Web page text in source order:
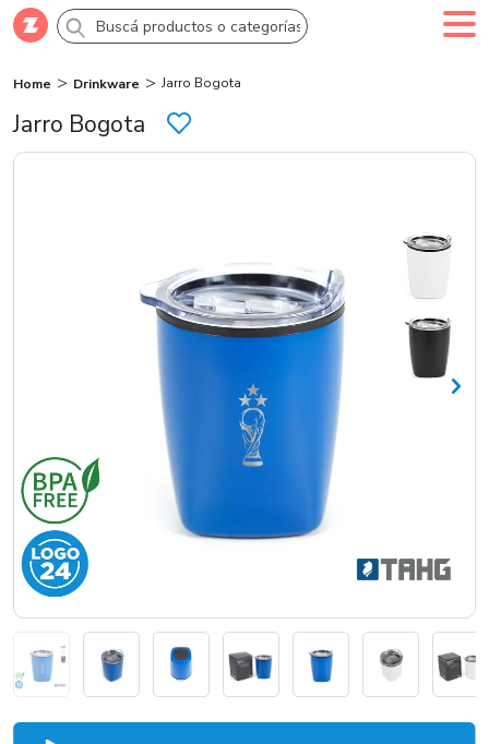
Comprar Creá tu cuenta
Categorías
Marcas
Catálogos
Sé partner
Jarro Bogota
Home Drinkware Jarro Bogota